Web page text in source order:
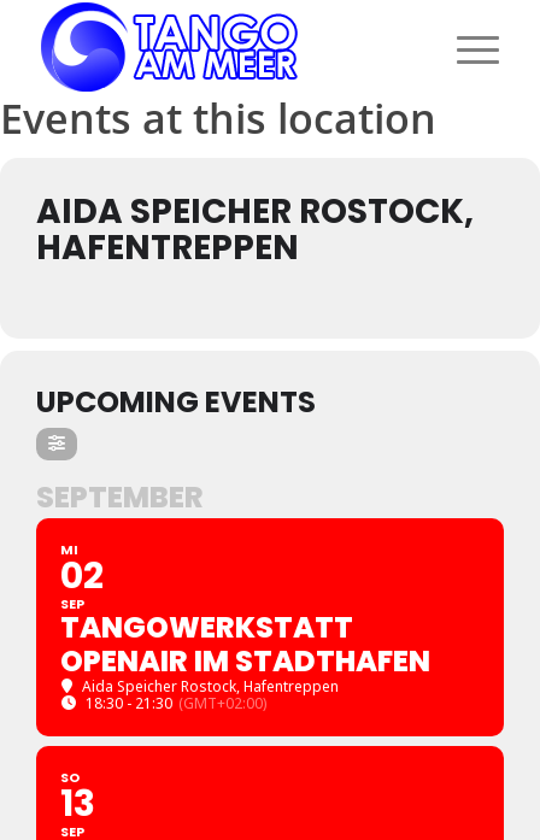
Events at this location
AIDA SPEICHER ROSTOCK,
HAFENTREPPEN
UPCOMING EVENTS
SEPTEMBER
MI
02
SEP
TANGOWERKSTATT
OPENAIR IM STADTHAFEN
Aida Speicher Rostock, Hafentreppen
18:30 - 21:30 (GMT+02:00)
SO
13
SEP